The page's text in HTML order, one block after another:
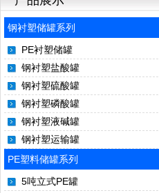
钢衬塑储罐系列
PE衬塑储罐
钢衬塑盐酸罐
钢衬塑硫酸罐
钢衬塑磷酸罐
钢衬塑液碱罐
钢衬塑运输罐
PE塑料储罐系列
5吨立式PE罐